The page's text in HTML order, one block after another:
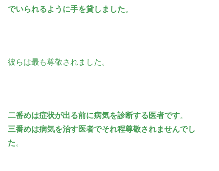
でいられるように手を貸しました。
彼らは最も尊敬されました。
二番めは症状が出る前に病気を診断する医者です。
三番めは病気を治す医者でそれ程尊敬されませんでし
た。